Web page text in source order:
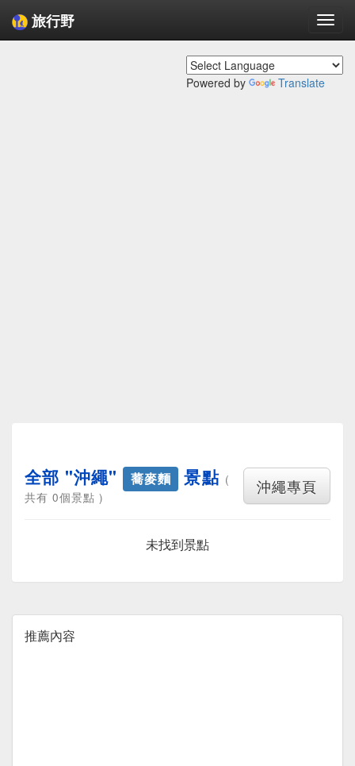
旅行野
Powered by Translate
沖繩專頁
全部 "沖繩" 蕎麥麵 景點 (
共有 0個景點 )
未找到景點
推薦內容